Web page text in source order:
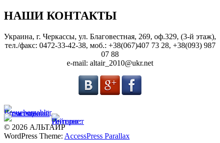
НАШИ КОНТАКТЫ
Украина, г. Черкассы, ул. Благовестная, 269, оф.329, (3-й этаж),
тел./факс: 0472-33-42-38, моб.: +38(067)407 73 28, +38(093) 987
07 88
e-mail: altair_2010@ukr.net
© 2026 АЛЬТАИР
WordPress Theme: AccessPress Parallax